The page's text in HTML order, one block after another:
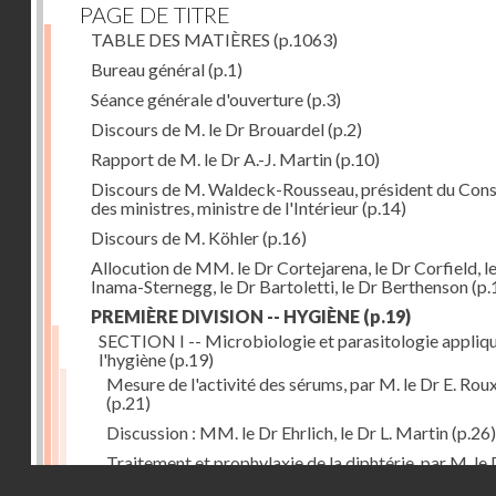
PAGE DE TITRE
TABLE DES MATIÈRES (p.1063)
Bureau général(p.1)
Séance générale d'ouverture(p.3)
Discours de M. le Dr Brouardel(p.2)
Rapport de M. le Dr A.-J. Martin(p.10)
Discours de M. Waldeck-Rousseau, président du
des ministres, ministre de l'Intérieur(p.14)
Discours de M. Köhler(p.16)
Allocution de MM. le Dr Cortejarena, le Dr Corfield,
Inama-Sternegg, le Dr Bartoletti, le Dr Berthenson
PREMIÈRE DIVISION -- HYGIÈNE (p.19)
SECTION I -- Microbiologie et parasitologie
l'hygiène(p.19)
Mesure de l'activité des sérums, par M. le Dr E.
(p.21)
Discussion : MM. le Dr Ehrlich, le Dr L. Martin(p.26)
Traitement et prophylaxie de la diphtérie, par M. le